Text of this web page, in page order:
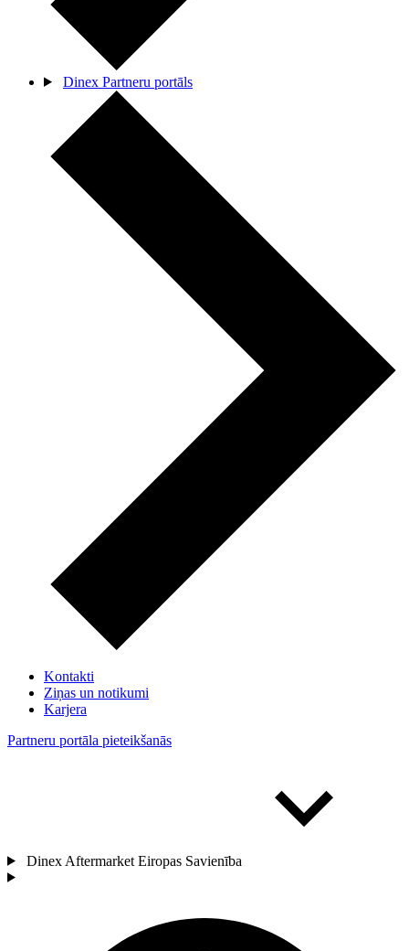
Dinex Partneru portāls
Kontakti
Ziņas un notikumi
Karjera
Partneru portāla pieteikšanās
Dinex Aftermarket Eiropas Savienība